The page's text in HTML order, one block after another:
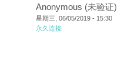
Anonymous (未验证)
星期三, 06/05/2019 - 15:30
永久连接